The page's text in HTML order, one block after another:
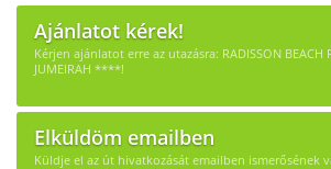
Ajánlatot kérek!
Kérjen ajánlatot erre az utazásra: RADISSON BEACH
JUMEIRAH ****!
Elküldöm emailben
Küldje el az út hivatkozását emailben ismerősének